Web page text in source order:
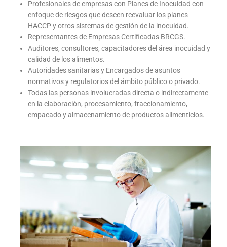
Profesionales de empresas con Planes de Inocuidad con
enfoque de riesgos que deseen reevaluar los planes
HACCP y otros sistemas de gestión de la inocuidad.
Representantes de Empresas Certificadas BRCGS.
Auditores, consultores, capacitadores del área inocuidad y
calidad de los alimentos.
Autoridades sanitarias y Encargados de asuntos
normativos y regulatorios del ámbito público o privado.
Todas las personas involucradas directa o indirectamente
en la elaboración, procesamiento, fraccionamiento,
empacado y almacenamiento de productos alimenticios.